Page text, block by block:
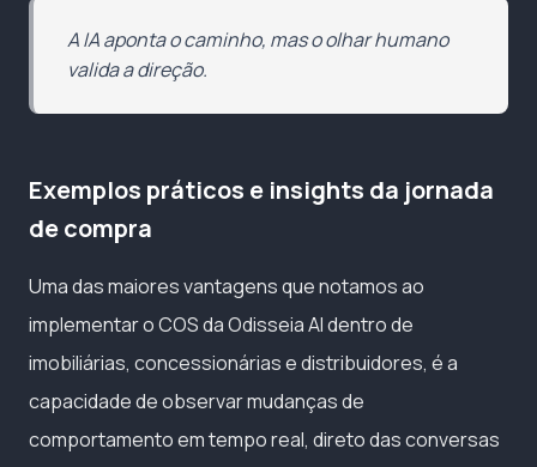
A IA aponta o caminho, mas o olhar humano
valida a direção.
Exemplos práticos e insights da jornada
de compra
Uma das maiores vantagens que notamos ao
implementar o COS da Odisseia AI dentro de
imobiliárias, concessionárias e distribuidores, é a
capacidade de observar mudanças de
comportamento em tempo real, direto das conversas